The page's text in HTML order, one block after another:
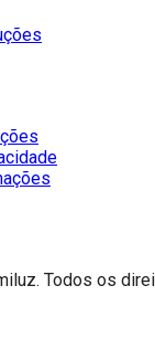
Todos os